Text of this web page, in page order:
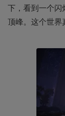
下，看到一个闪
顶峰。这个世界